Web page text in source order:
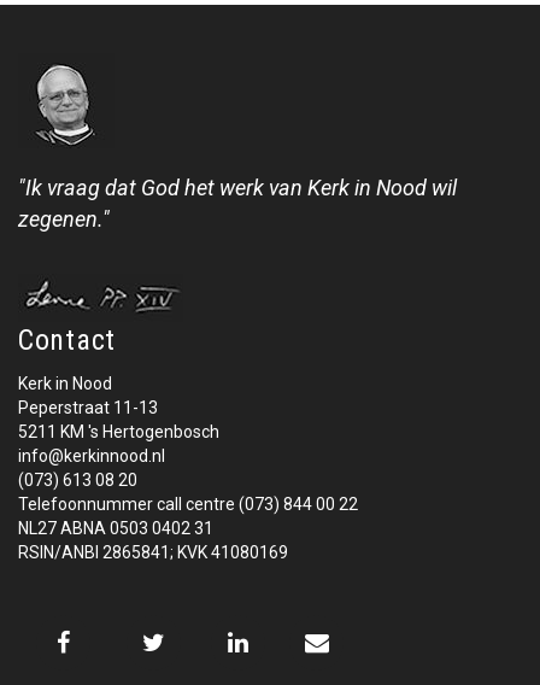
"Ik vraag dat God het werk van Kerk in Nood wil
zegenen."
Contact
Kerk in Nood
Peperstraat 11-13
5211 KM 's Hertogenbosch
info@kerkinnood.nl
(073) 613 08 20
Telefoonnummer call centre (073) 844 00 22
NL27 ABNA 0503 0402 31
RSIN/ANBI 2865841; KVK 41080169